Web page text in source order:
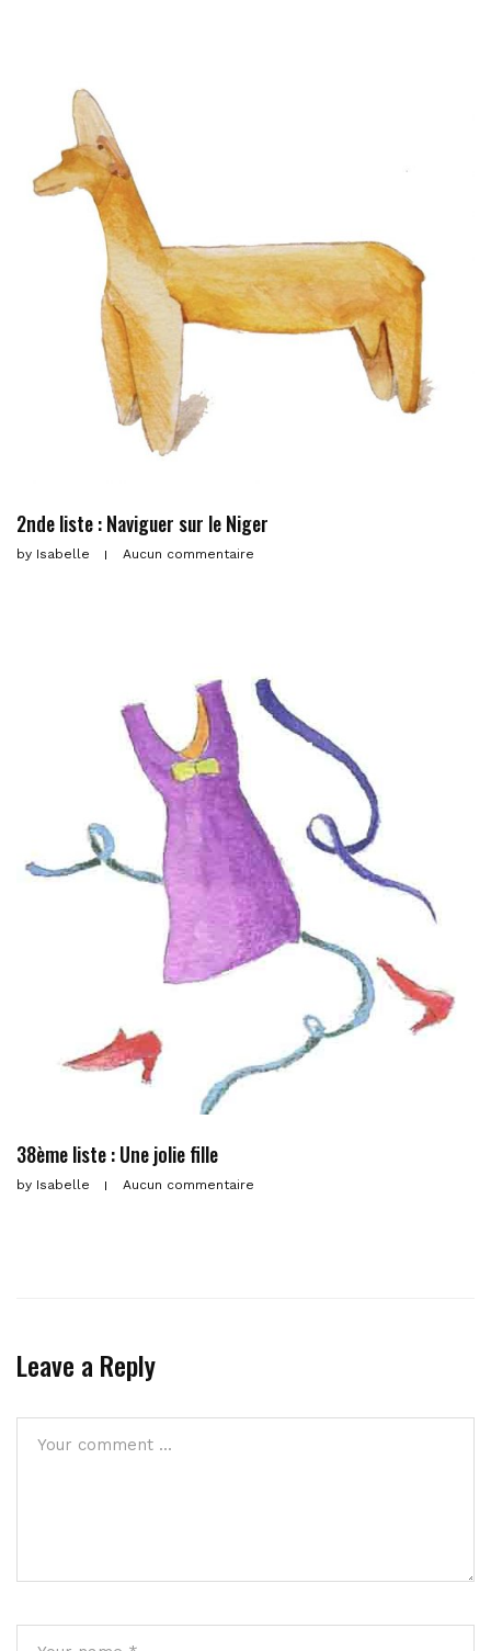
2nde liste : Naviguer sur le Niger
by Isabelle Aucun commentaire
38ème liste : Une jolie fille
by Isabelle Aucun commentaire
Leave a Reply